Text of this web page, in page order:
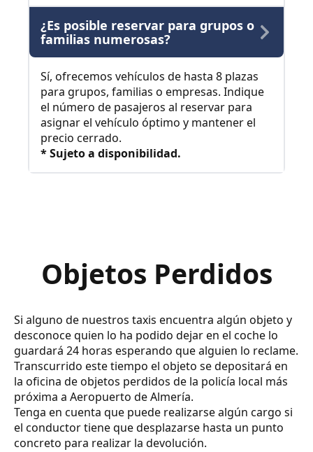
¿Es posible reservar para grupos o
familias numerosas?
Sí, ofrecemos vehículos de hasta 8 plazas
para grupos, familias o empresas. Indique
el número de pasajeros al reservar para
asignar el vehículo óptimo y mantener el
precio cerrado.
* Sujeto a disponibilidad.
Objetos Perdidos
Si alguno de nuestros taxis encuentra algún objeto y
desconoce quien lo ha podido dejar en el coche lo
guardará 24 horas esperando que alguien lo reclame.
Transcurrido este tiempo el objeto se depositará en
la oficina de objetos perdidos de la policía local más
próxima a Aeropuerto de Almería.
Tenga en cuenta que puede realizarse algún cargo si
el conductor tiene que desplazarse hasta un punto
concreto para realizar la devolución.